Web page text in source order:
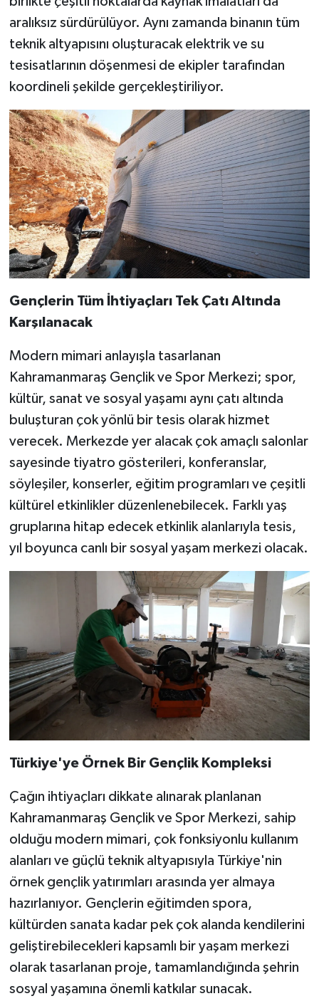
aralıksız sürdürülüyor. Aynı zamanda binanın tüm
teknik altyapısını oluşturacak elektrik ve su
tesisatlarının döşenmesi de ekipler tarafından
koordineli şekilde gerçekleştiriliyor.
Gençlerin Tüm İhtiyaçları Tek Çatı Altında
Karşılanacak
Modern mimari anlayışla tasarlanan
Kahramanmaraş Gençlik ve Spor Merkezi; spor,
kültür, sanat ve sosyal yaşamı aynı çatı altında
buluşturan çok yönlü bir tesis olarak hizmet
verecek. Merkezde yer alacak çok amaçlı salonlar
sayesinde tiyatro gösterileri, konferanslar,
söyleşiler, konserler, eğitim programları ve çeşitli
kültürel etkinlikler düzenlenebilecek. Farklı yaş
gruplarına hitap edecek etkinlik alanlarıyla tesis,
yıl boyunca canlı bir sosyal yaşam merkezi olacak.
Türkiye'ye Örnek Bir Gençlik Kompleksi
Çağın ihtiyaçları dikkate alınarak planlanan
Kahramanmaraş Gençlik ve Spor Merkezi, sahip
olduğu modern mimari, çok fonksiyonlu kullanım
alanları ve güçlü teknik altyapısıyla Türkiye'nin
örnek gençlik yatırımları arasında yer almaya
hazırlanıyor. Gençlerin eğitimden spora,
kültürden sanata kadar pek çok alanda kendilerini
geliştirebilecekleri kapsamlı bir yaşam merkezi
olarak tasarlanan proje, tamamlandığında şehrin
sosyal yaşamına önemli katkılar sunacak.